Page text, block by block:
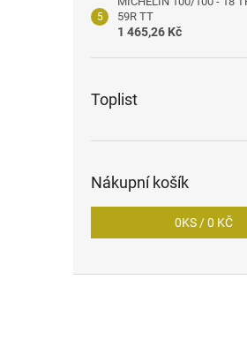
59R TT
1 465,26 Kč
Toplist
Nákupní košík
0KS /0 KČ